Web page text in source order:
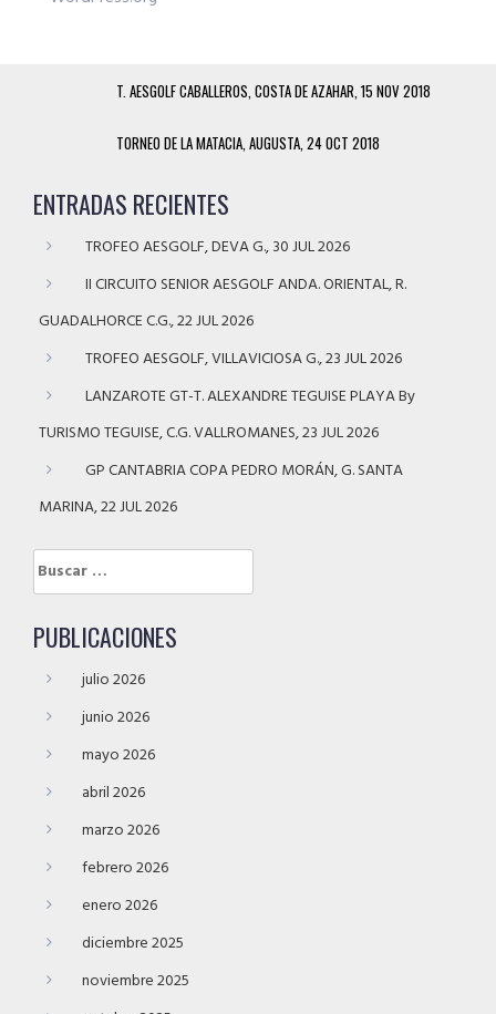
T. AESGOLF CABALLEROS, COSTA DE AZAHAR, 15 NOV 2018
TORNEO DE LA MATACIA, AUGUSTA, 24 OCT 2018
ENTRADAS RECIENTES
TROFEO AESGOLF, DEVA G., 30 JUL 2026
II CIRCUITO SENIOR AESGOLF ANDA. ORIENTAL, R.
GUADALHORCE C.G., 22 JUL 2026
TROFEO AESGOLF, VILLAVICIOSA G., 23 JUL 2026
LANZAROTE GT-T. ALEXANDRE TEGUISE PLAYA By
TURISMO TEGUISE, C.G. VALLROMANES, 23 JUL 2026
GP CANTABRIA COPA PEDRO MORÁN, G. SANTA
MARINA, 22 JUL 2026
Buscar:
PUBLICACIONES
julio 2026
junio 2026
mayo 2026
abril 2026
marzo 2026
febrero 2026
enero 2026
diciembre 2025
noviembre 2025